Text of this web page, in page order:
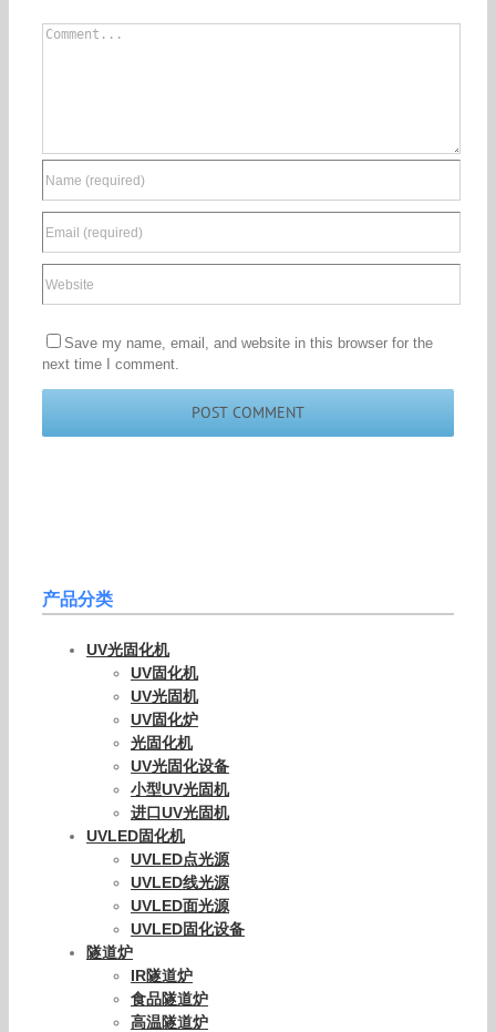
Comment
Save my name, email, and website in this browser for the
next time I comment.
产品分类
UV光固化机
UV固化机
UV光固机
UV固化炉
光固化机
UV光固化设备
小型UV光固机
进口UV光固机
UVLED固化机
UVLED点光源
UVLED线光源
UVLED面光源
UVLED固化设备
隧道炉
IR隧道炉
食品隧道炉
高温隧道炉